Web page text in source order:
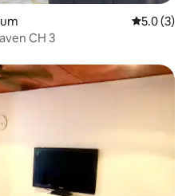
5.0 (3)
CH 3